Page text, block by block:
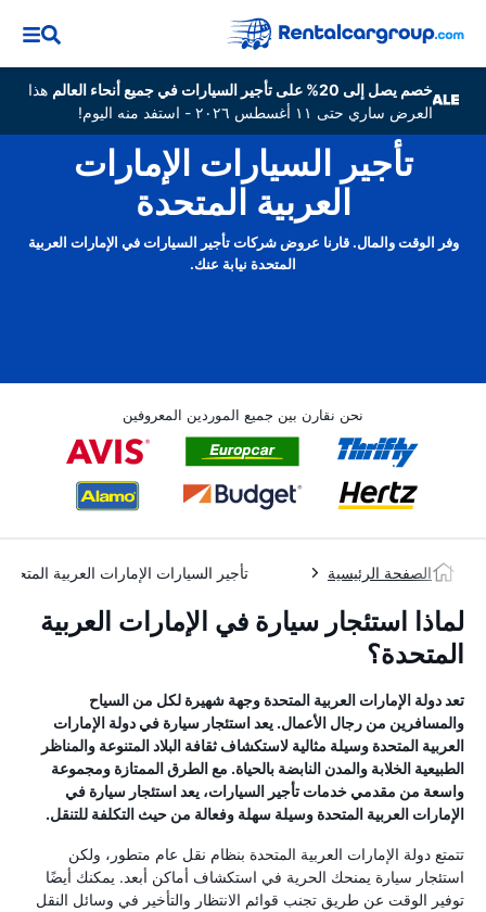
خصم يصل إلى 20% على تأجير السيارات في جميع أنحاء العالم
هذا
العرض ساري حتى ١١ أغسطس ٢٠٢٦ - استفد منه اليوم!
تأجير السيارات الإمارات
العربية المتحدة
وفر الوقت والمال. قارنا عروض شركات تأجير السيارات في الإمارات العربية
المتحدة نيابة عنك.
نحن نقارن بين جميع الموردين المعروفين
الصفحة الرئيسية تأجير السيارات الإمارات العربية المتحدة
لماذا استئجار سيارة في الإمارات العربية
المتحدة؟
تعد دولة الإمارات العربية المتحدة وجهة شهيرة لكل من السياح
والمسافرين من رجال الأعمال. يعد استئجار سيارة في دولة الإمارات
العربية المتحدة وسيلة مثالية لاستكشاف ثقافة البلاد المتنوعة والمناظر
الطبيعية الخلابة والمدن النابضة بالحياة. مع الطرق الممتازة ومجموعة
واسعة من مقدمي خدمات تأجير السيارات، يعد استئجار سيارة في
الإمارات العربية المتحدة وسيلة سهلة وفعالة من حيث التكلفة للتنقل.
تتمتع دولة الإمارات العربية المتحدة بنظام نقل عام متطور، ولكن
استئجار سيارة يمنحك الحرية في استكشاف أماكن أبعد. يمكنك أيضًا
توفير الوقت عن طريق تجنب قوائم الانتظار والتأخير في وسائل النقل